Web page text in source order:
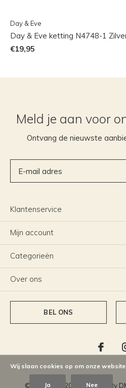
Day & Eve
Day & Eve ketting N4748-1
€19,95
Meld je aan voor
Ontvang de nieuwste
Klantenservice
Mijn account
Categorieën
Over ons
BEL ONS
© Copyright 2026 - Theme By
Wij slaan cookies op om onze
Ja Nee